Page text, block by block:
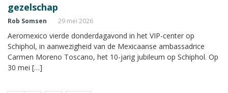
gezelschap
Rob Somsen 29 mei 2026
Aeromexico vierde donderdagavond in het VIP-center op
Schiphol, in aanwezigheid van de Mexicaanse ambassadrice
Carmen Moreno Toscano, het 10-jarig jubileum op Schiphol. Op
30 mei […]